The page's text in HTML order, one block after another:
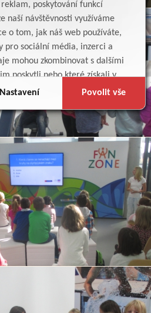
poskytování funkcí
naší návštěvnosti využíváme
o tom, jak náš web používáte,
pro sociální média, inzerci a
mohou zkombinovat s dalšími
poskytli nebo které získali v
jejich služby.
Nastavení Povolit vše